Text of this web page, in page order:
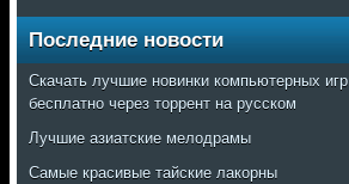
Последние новости
Скачать лучшие новинки компьютерных игр
бесплатно через торрент на русском
Лучшие азиатские мелодрамы
Самые красивые тайские лакорны